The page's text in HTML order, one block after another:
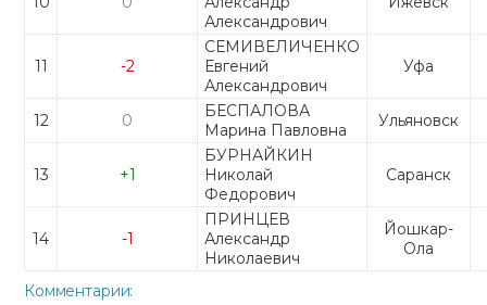
Александрович
11 -2
СЕМИВЕЛИЧЕНКО
Евгений
Александрович
Уфа
12 0
БЕСПАЛОВА
Марина Павловна
Ульяновск
13 +1
БУРНАЙКИН
Николай
Федорович
Саранск
14 -1
ПРИНЦЕВ
Александр
Николаевич
Йошкар-
Ола
Комментарии: